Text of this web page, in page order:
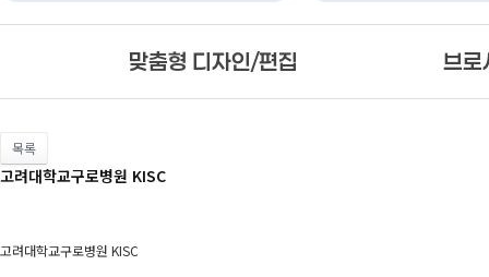
맞춤형 디자인/편집 브로
목록
고려대학교구로병원 KISC
고려대학교구로병원 KISC